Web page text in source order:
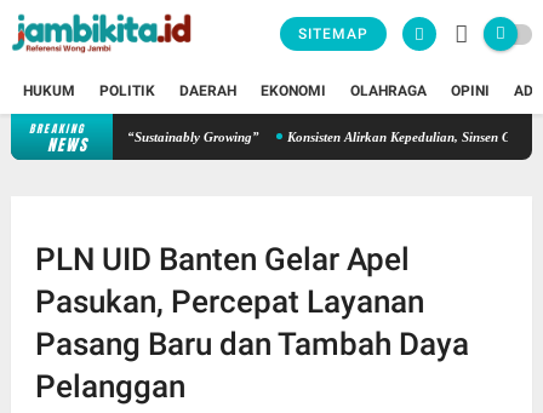
SITEMAP
HUKUM POLITIK DAERAH EKONOMI OLAHRAGA OPINI
BREAKING
NEWS
Semangat “Sustainably Growing” Konsisten Alirkan Kepedulian, Sinsen Gelar
PLN UID Banten Gelar Apel
Pasukan, Percepat Layanan
Pasang Baru dan Tambah Daya
Pelanggan